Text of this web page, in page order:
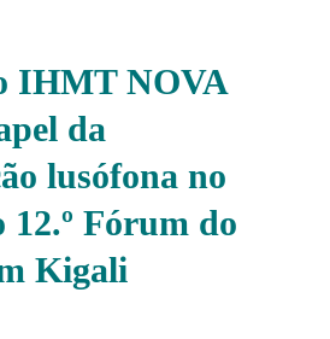
IHMT NOVA
da
lusófona no
12.º Fórum do
Kigali